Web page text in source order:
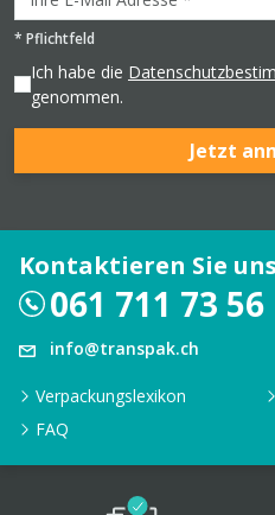
* Pflichtfeld
Ich habe die
genommen.
Jetzt
Kontaktieren Sie uns
061 711 73 56
info@transpak.ch
Verpackungslexikon
FAQ